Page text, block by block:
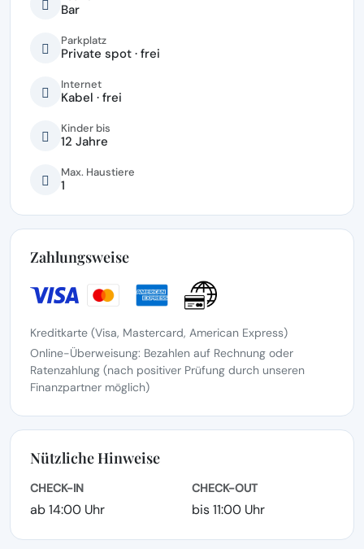
Bar
Parkplatz
Private spot · frei
Internet
Kabel · frei
Kinder bis
12 Jahre
Max. Haustiere
1
Zahlungsweise
Kreditkarte (Visa, Mastercard, American Express)
Online-Überweisung: Bezahlen auf Rechnung oder
Ratenzahlung (nach positiver Prüfung durch unseren
Finanzpartner möglich)
Nützliche Hinweise
CHECK-IN
ab 14:00 Uhr
CHECK-OUT
bis 11:00 Uhr